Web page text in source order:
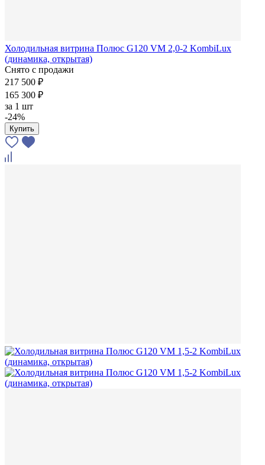
Холодильная витрина Полюс G120 VM 2,0-2 KombiLux
(динамика, открытая)
Снято с продажи
217 500 ₽
165 300 ₽
за 1 шт
-24%
Купить